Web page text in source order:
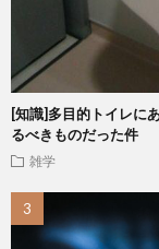
[知識]多目的トイレに
るべきものだった件
雑学